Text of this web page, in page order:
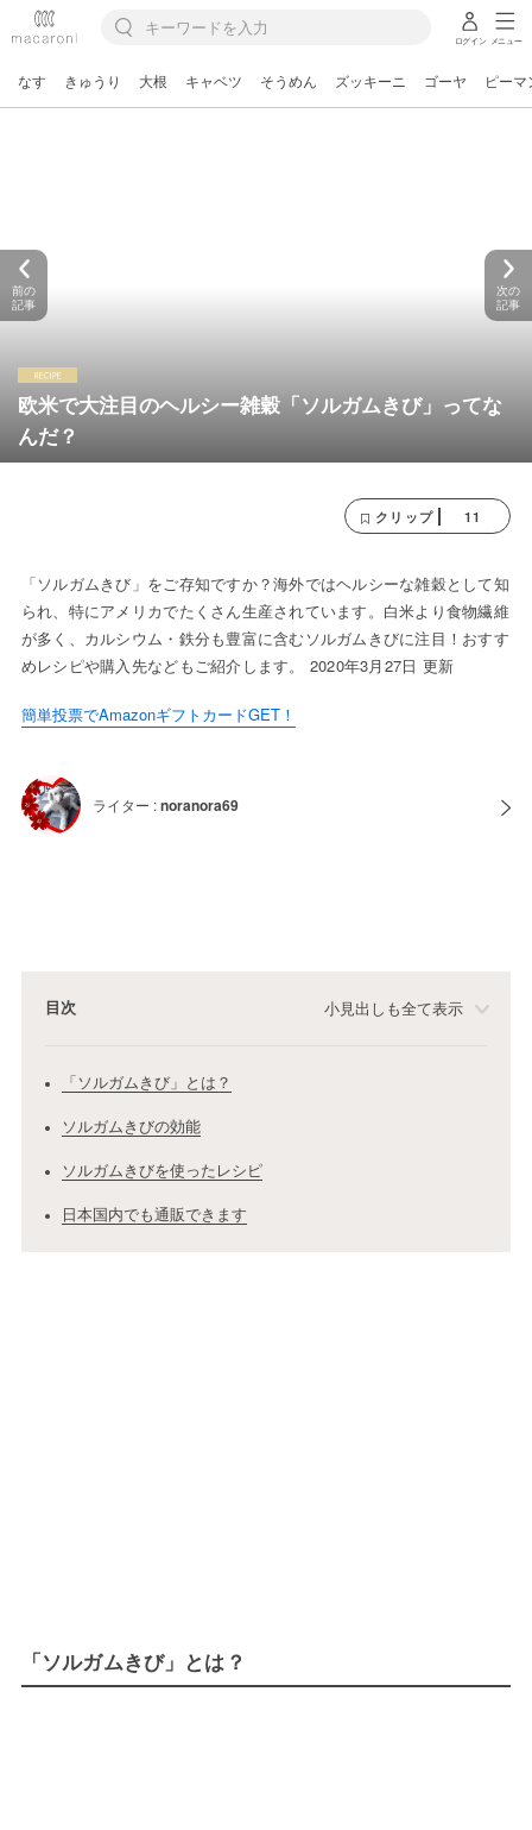
ログイン メニュー
なす きゅうり 大根 キャベツ そうめん ズッキーニ ゴーヤ ピーマ
欧米で大注目のヘルシー雑穀「ソルガムきび」ってな
んだ？
前の
記事
次の
記事
クリップ 11
「ソルガムきび」をご存知ですか？海外ではヘルシーな雑穀として知
られ、特にアメリカでたくさん生産されています。白米より食物繊維
が多く、カルシウム・鉄分も豊富に含むソルガムきびに注目！おすす
めレシピや購入先などもご紹介します。 2020年3月27日 更新
簡単投票でAmazonギフトカードGET！
ライター :noranora69
目次 小見出しも全て表示
「ソルガムきび」とは？
ソルガムきびの効能
ソルガムきびを使ったレシピ
日本国内でも通販できます
「ソルガムきび」とは？